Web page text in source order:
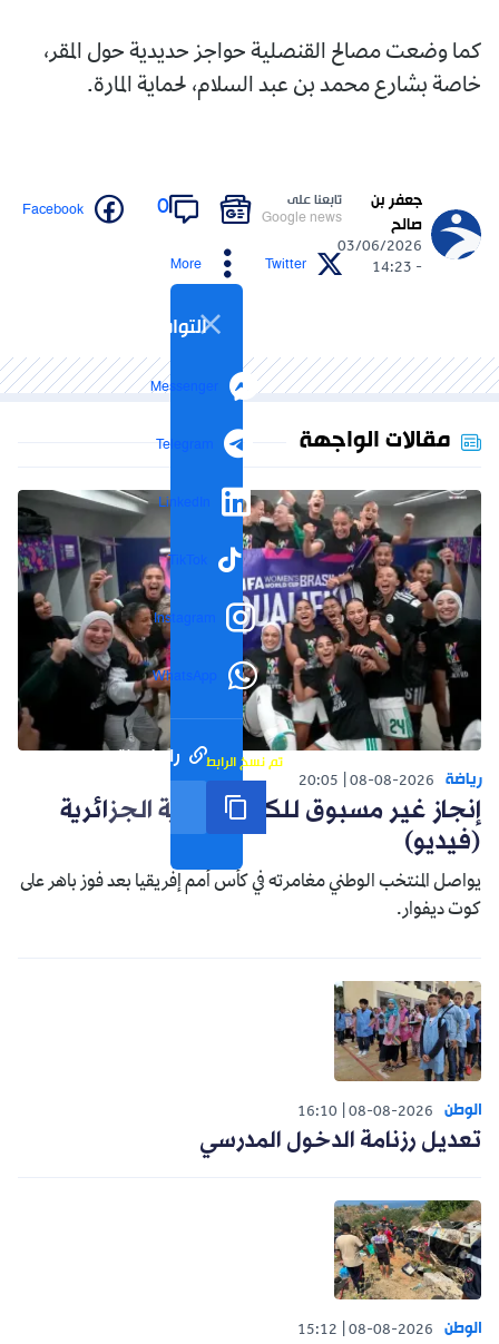
كما وضعت مصالح القنصلية حواجز حديدية حول المقر،
خاصة بشارع محمد بن عبد السلام، لحماية المارة.
جعفر بن
صالح
03/06/2026
- 14:23
تابعنا على
Google news
0
Facebook
Twitter
More
التواصل الاجتماعي
Messenger
Telegram
LinkedIn
TikTok
Instagram
WhatsApp
رابط مختصر تم نسخ الرابط
مقالات الواجهة
رياضة 08-08-2026
20:05
إنجاز غير مسبوق للكرة النسوية الجزائرية
(فيديو)
يواصل المنتخب الوطني مغامرته في كأس أمم إفريقيا بعد فوز باهر على
كوت ديفوار.
الوطن 08-08-2026
16:10
تعديل رزنامة الدخول المدرسي
الوطن 08-08-2026
15:12